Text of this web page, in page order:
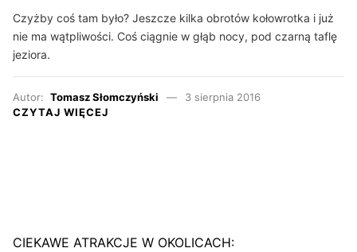
Czyżby coś tam było? Jeszcze kilka obrotów kołowrotka i już
nie ma wątpliwości. Coś ciągnie w głąb nocy, pod czarną taflę
jeziora.
Autor: Tomasz Słomczyński
3 sierpnia 2016
CZYTAJ WIĘCEJ
CIEKAWE ATRAKCJE W OKOLICACH: